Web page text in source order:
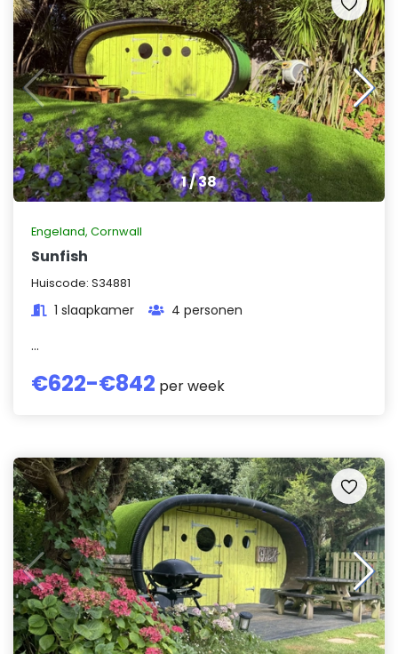
1/38
Engeland, Cornwall
Sunfish
Huiscode: S34881
1 slaapkamer
4 personen
...
€622-€842 per week